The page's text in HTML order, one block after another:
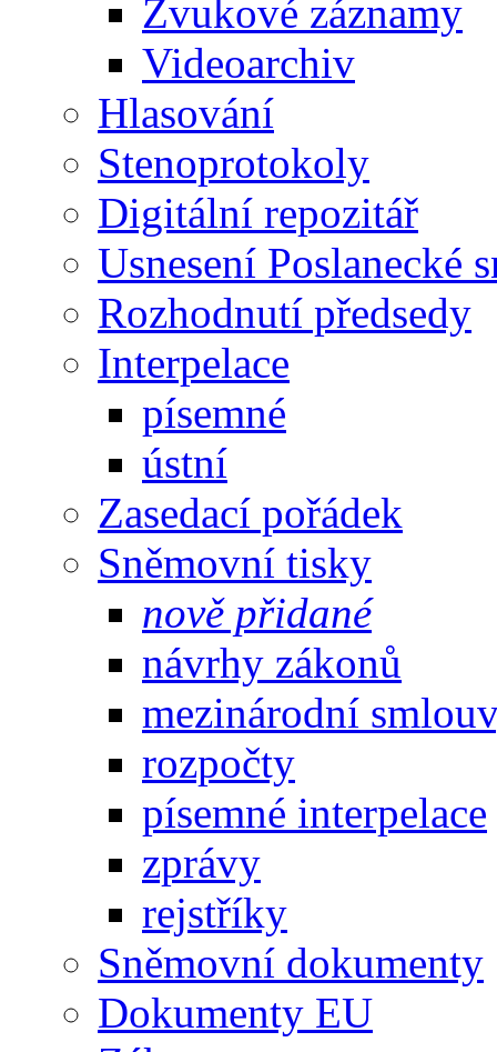
Zvukové záznamy
Videoarchiv
Hlasování
Stenoprotokoly
Digitální repozitář
Usnesení Poslanecké
Rozhodnutí předsedy
Interpelace
písemné
ústní
Zasedací pořádek
Sněmovní tisky
nově přidané
návrhy zákonů
mezinárodní
rozpočty
písemné interpelace
zprávy
rejstříky
Sněmovní dokumenty
Dokumenty EU